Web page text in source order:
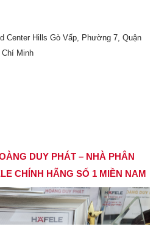
Center Hills Gò Vấp, Phường 7, Quận
Minh
DUY PHÁT – NHÀ PHÂN
CHÍNH HÃNG SỐ 1 MIỀN NAM